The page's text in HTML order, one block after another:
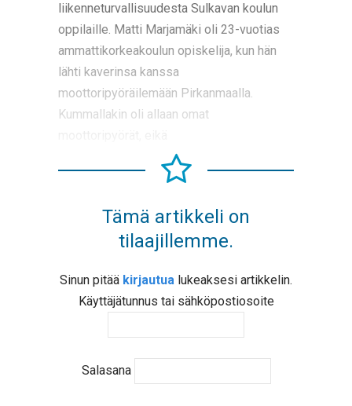
liikenneturvallisuudesta Sulkavan koulun
oppilaille. Matti Marjamäki oli 23-vuotias
ammattikorkeakoulun opiskelija, kun hän
lähti kaverinsa kanssa
moottoripyöräilemään Pirkanmaalla.
Kummallakin oli allaan omat
Tämä artikkeli on
tilaajillemme.
Sinun pitää kirjautua lukeaksesi artikkelin.
Käyttäjätunnus tai sähköpostiosoite
Salasana